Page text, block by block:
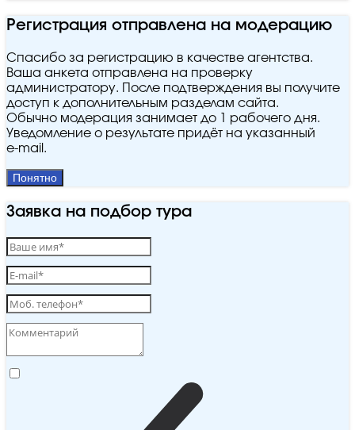
Регистрация отправлена на модерацию
Спасибо за регистрацию в качестве агентства.
Ваша анкета отправлена на проверку
администратору. После подтверждения вы получите
доступ к дополнительным разделам сайта.
Обычно модерация занимает до 1 рабочего дня.
Уведомление о результате придёт на указанный
e‑mail.
Понятно
Заявка на подбор тура